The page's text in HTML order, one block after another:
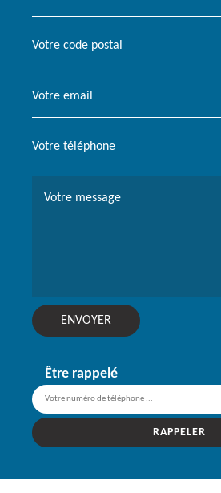
Être rappelé